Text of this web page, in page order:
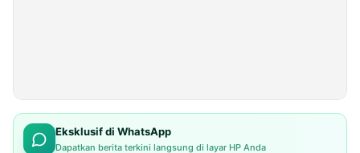
Eksklusif di WhatsApp
Dapatkan berita terkini langsung di layar HP Anda